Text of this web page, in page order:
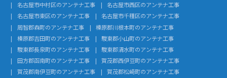
名古屋市中村区のアンテナ工事
名古屋市西区のアンテナ工事
名古屋市東区のアンテナ工事
名古屋市千種区のアンテナ工事
周智郡森町のアンテナ工事
榛原郡川根本町のアンテナ工事
榛原郡吉田町のアンテナ工事
駿東郡小山町のアンテナ工事
駿東郡長泉町のアンテナ工事
駿東郡清水町のアンテナ工事
田方郡函南町のアンテナ工事
賀茂郡西伊豆町のアンテナ工事
賀茂郡南伊豆町のアンテナ工事
賀茂郡松崎町のアンテナ工事